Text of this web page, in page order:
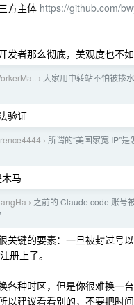
方主体 https://github.com/
发者那么彻底，美观度也不如
› 大家用中转站不怕被掺
验证
› 所谓的“美国家宽 IP”是
马
› 之前的 Claude code 账号
关键的要素：一旦被封过号
册上了。
各种时区，但是你很难换一
以建议看看别的，不要把时